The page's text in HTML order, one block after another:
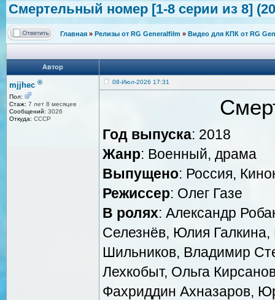
Смертельный номер [1-8 серии из 8]
Главная » Релизы от RG Generalfilm » Видео для КПК от RG
Автор
mjjhec ®
Пол:
Стаж: 7 лет 8 месяцев
Сообщений: 3026
Откуда: СССР
08-Июл-2026 17:31
Год выпуска: 2018
Жанр: Военный, драма
Выпущено: Россия,
Режиссер: Олег Газе
В ролях: Александр
Селезнёв, Юлия
Шильников, Владимир
Лехкобыт, Ольга
Фахриддин Ахназаров,